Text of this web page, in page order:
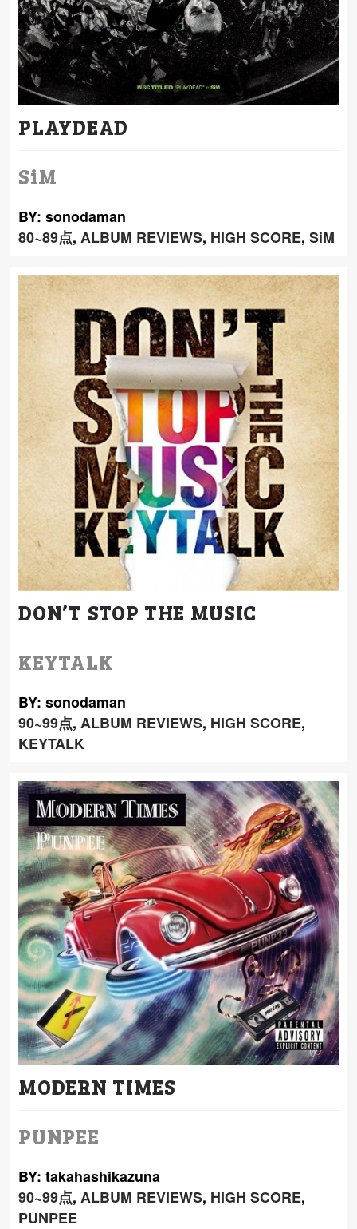
PLAYDEAD
SiM
BY: sonodaman
80~89点,ALBUM REVIEWS, HIGH SCORE,SiM
DON’T STOP THE MUSIC
KEYTALK
BY: sonodaman
90~99点,ALBUM REVIEWS, HIGH SCORE,
KEYTALK
MODERN TIMES
PUNPEE
BY: takahashikazuna
90~99点,ALBUM REVIEWS, HIGH SCORE,
PUNPEE